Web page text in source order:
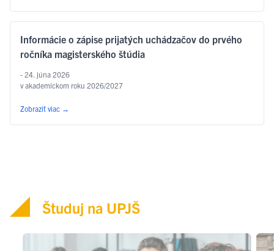
Informácie o zápise prijatých uchádzačov do prvého
ročníka magisterského štúdia
- 24. júna 2026
v akademickom roku 2026/2027
Zobraziť viac →
Študuj na UPJŠ